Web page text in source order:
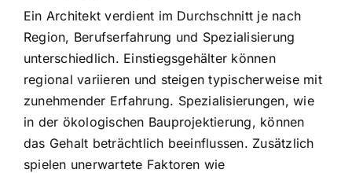
Ein Architekt verdient im Durchschnitt je nach
Region, Berufserfahrung und Spezialisierung
unterschiedlich. Einstiegsgehälter können
regional variieren und steigen typischerweise mit
zunehmender Erfahrung. Spezialisierungen, wie
in der ökologischen Bauprojektierung, können
das Gehalt beträchtlich beeinflussen. Zusätzlich
spielen unerwartete Faktoren wie